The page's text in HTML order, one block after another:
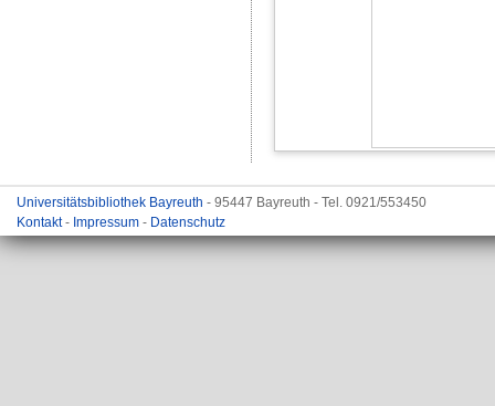
Universitätsbibliothek Bayreuth - 95447 Bayreuth - Tel. 0921/553450
Kontakt- Impressum - Datenschutz